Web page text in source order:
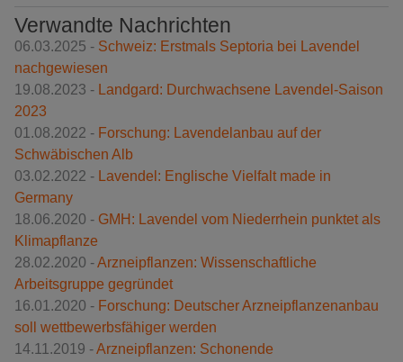
Verwandte Nachrichten
06.03.2025 - Schweiz: Erstmals Septoria bei Lavendel
nachgewiesen
19.08.2023 - Landgard: Durchwachsene Lavendel-Saison
2023
01.08.2022 - Forschung: Lavendelanbau auf der
Schwäbischen Alb
03.02.2022 - Lavendel: Englische Vielfalt made in
Germany
18.06.2020 - GMH: Lavendel vom Niederrhein punktet als
Klimapflanze
28.02.2020 -Arzneipflanzen: Wissenschaftliche
Arbeitsgruppe gegründet
16.01.2020 - Forschung: Deutscher Arzneipflanzenanbau
soll wettbewerbsfähiger werden
14.11.2019 -Arzneipflanzen: Schonende